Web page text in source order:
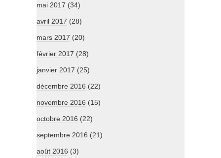
mai 2017 (34)
avril 2017 (28)
mars 2017 (20)
février 2017 (28)
janvier 2017 (25)
décembre 2016 (22)
novembre 2016 (15)
octobre 2016 (22)
septembre 2016 (21)
août 2016 (3)